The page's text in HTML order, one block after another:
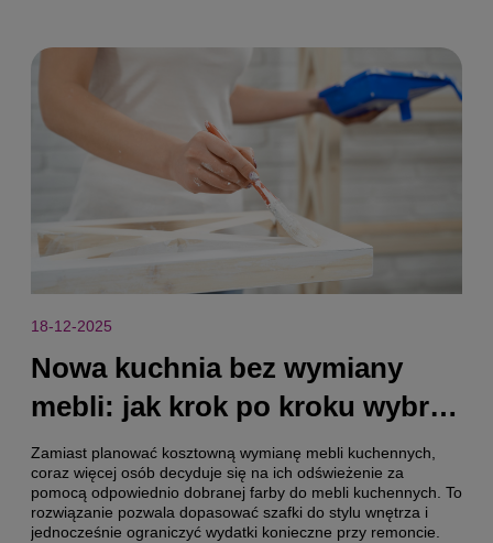
18-12-2025
​Nowa kuchnia bez wymiany
mebli: jak krok po kroku wybrać
farbę do mebli kuchennych?
Zamiast planować kosztowną wymianę mebli kuchennych,
coraz więcej osób decyduje się na ich odświeżenie za
pomocą odpowiednio dobranej farby do mebli kuchennych. To
rozwiązanie pozwala dopasować szafki do stylu wnętrza i
jednocześnie ograniczyć wydatki konieczne przy remoncie.